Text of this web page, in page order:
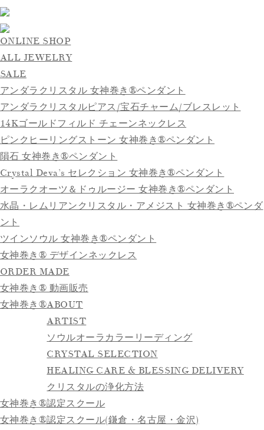
ONLINE SHOP
ALL JEWELRY
SALE
アンダラクリスタル 女神巻き®ペンダント
アンダラクリスタルピアス/宝石チャーム/ブレスレット
14Kゴールドフィルド チェーンネックレス
ピンクヒーリングストーン 女神巻き®ペンダント
隕石 女神巻き®ペンダント
Crystal Deva’s セレクション 女神巻き®ペンダント
オーラクオーツ＆ドゥルージー 女神巻き®ペンダント
水晶・レムリアンクリスタル・アメジスト 女神巻き®ペンダ
ント
ツインソウル 女神巻き®ペンダント
女神巻き® デザインネックレス
ORDER MADE
女神巻き® 動画販売
女神巻き®ABOUT
ARTIST
ソウルオーラカラーリーディング
CRYSTAL SELECTION
HEALING CARE & BLESSING DELIVERY
クリスタルの浄化方法
女神巻き®認定スクール
女神巻き®認定スクール(鎌倉・名古屋・金沢)